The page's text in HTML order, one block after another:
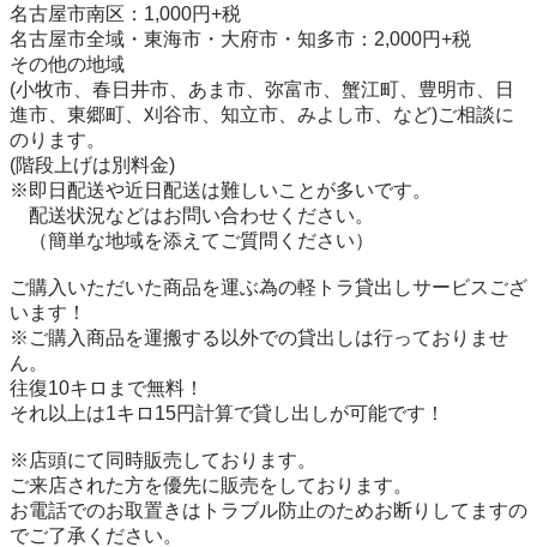
名古屋市南区：1,000円+税
名古屋市全域・東海市・大府市・知多市：2,000円+税
その他の地域
(小牧市、春日井市、あま市、弥富市、蟹江町、豊明市、日
進市、東郷町、刈谷市、知立市、みよし市、など)ご相談に
のります。
(階段上げは別料金)
※即日配送や近日配送は難しいことが多いです。
配送状況などはお問い合わせください。
（簡単な地域を添えてご質問ください）
ご購入いただいた商品を運ぶ為の軽トラ貸出しサービスござ
います！
※ご購入商品を運搬する以外での貸出しは行っておりませ
ん。
往復10キロまで無料！
それ以上は1キロ15円計算で貸し出しが可能です！
※店頭にて同時販売しております。
ご来店された方を優先に販売をしております。
お電話でのお取置きはトラブル防止のためお断りしてますの
でご了承ください。